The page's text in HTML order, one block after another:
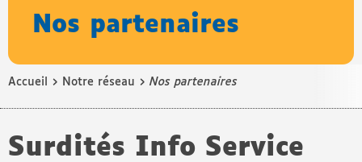
Nos partenaires
Accueil › Notre réseau › Nos partenaires
Surdités Info Service